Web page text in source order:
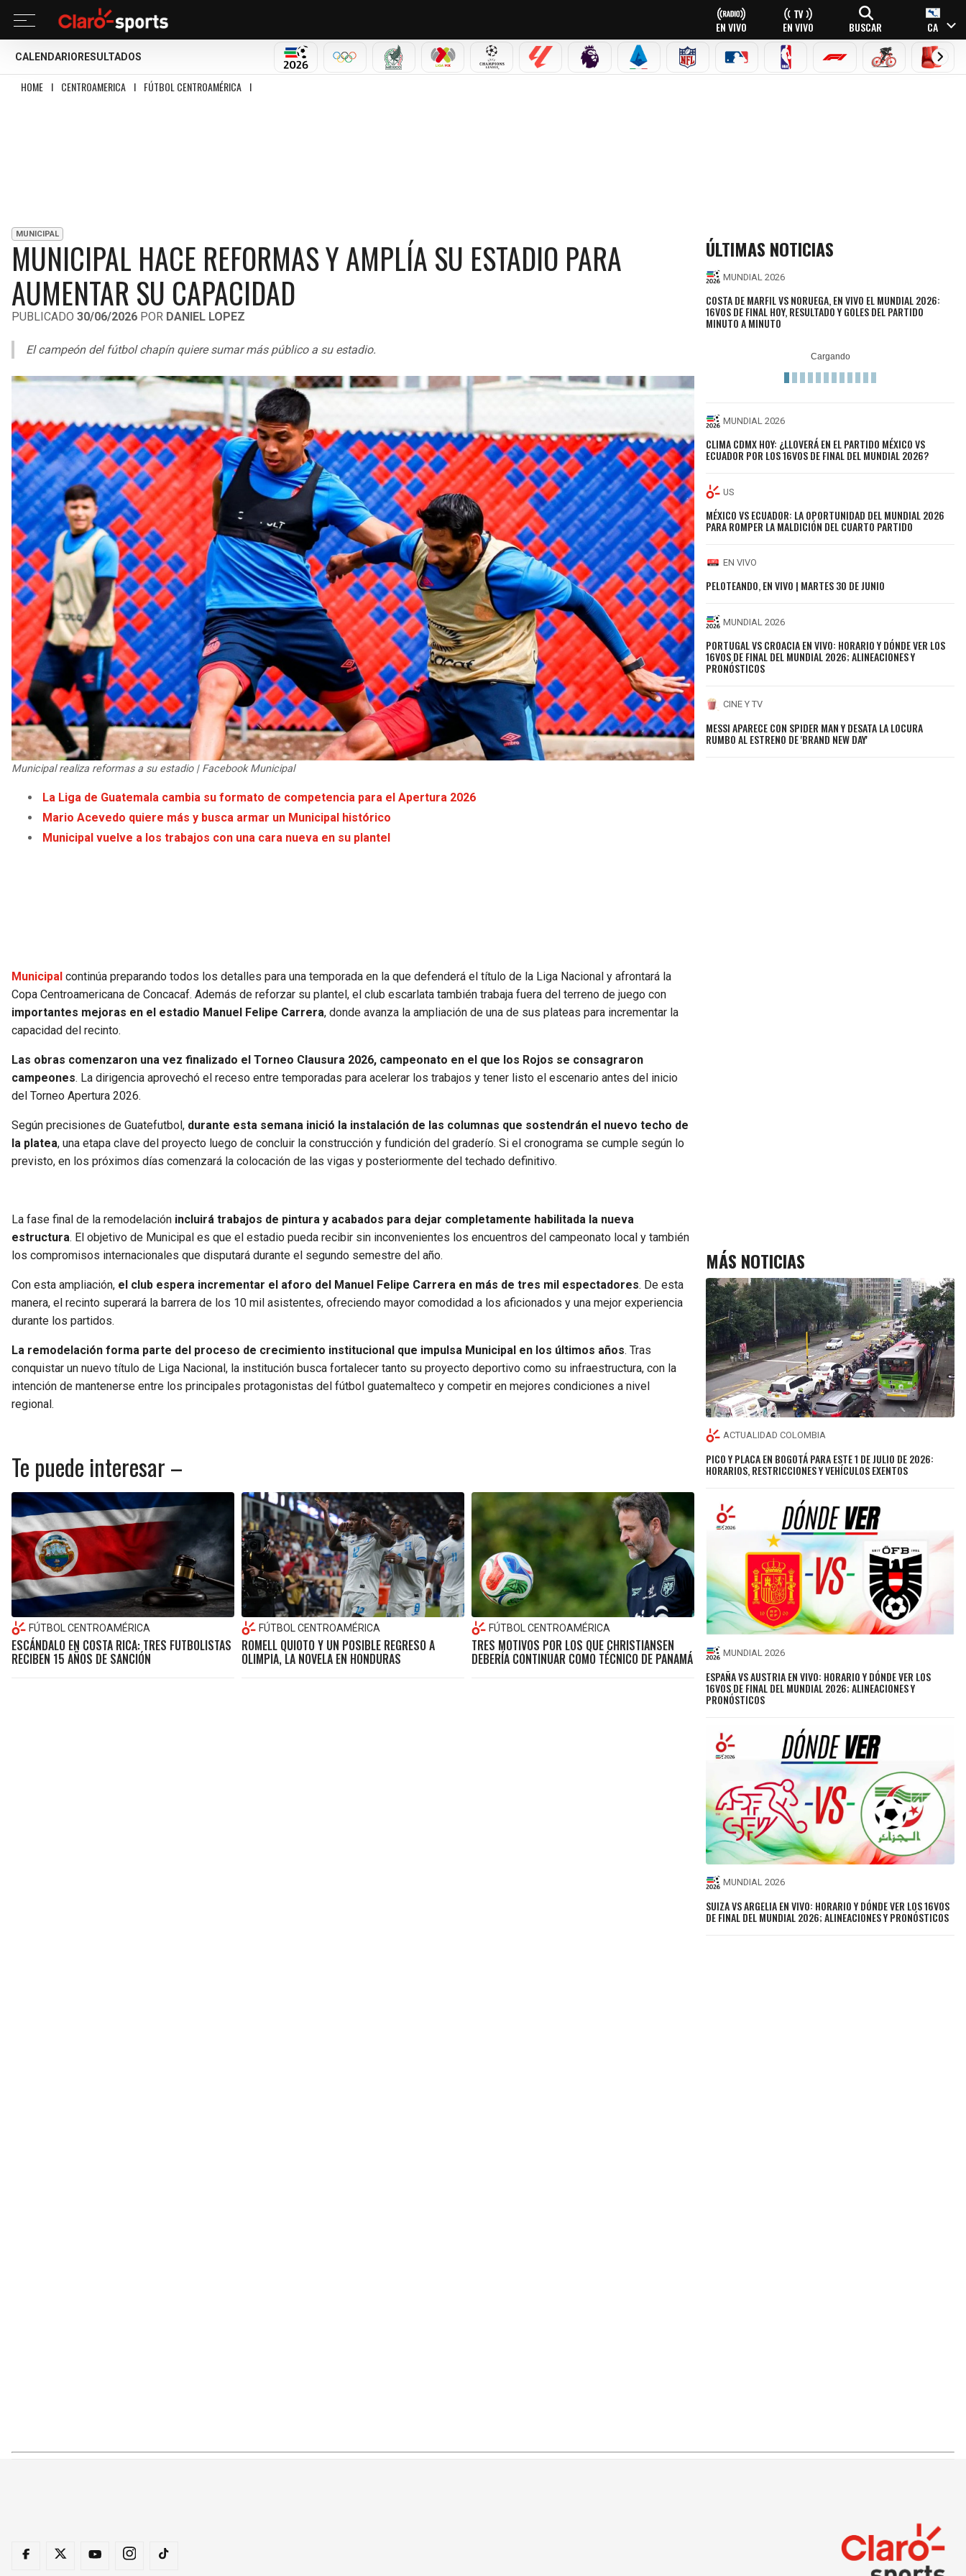
EN VIVO EN VIVO BUSCAR CA
CALENDARIO RESULTADOS
MUNDIAL 2026OLÍMPICOSSELECCIÓN MEXICANA
LIGA MX CHAMPIONS LEAGUE
LALIGA PREMIER LEAGUE
SERIE A NFL MLB NBA FÓRMULA 1CICLISMOBOXEO
HOME I CENTROAMERICA I FÚTBOL CENTROAMÉRICA I
MUNICIPAL
MUNICIPAL HACE REFORMAS Y AMPLÍA SU ESTADIO PARA
AUMENTAR SU CAPACIDAD
PUBLICADO 30/06/2026 POR DANIEL LOPEZ
El campeón del fútbol chapín quiere sumar más público a su estadio.
Municipal realiza reformas a su estadio | Facebook Municipal
La Liga de Guatemala cambia su formato de competencia para el Apertura 2026
Mario Acevedo quiere más y busca armar un Municipal histórico
Municipal vuelve a los trabajos con una cara nueva en su plantel
Municipal continúa preparando todos los detalles para una temporada en la que defenderá el título de la Liga Nacional y afrontará la
Copa Centroamericana de Concacaf. Además de reforzar su plantel, el club escarlata también trabaja fuera del terreno de juego con
importantes mejoras en el estadio Manuel Felipe Carrera, donde avanza la ampliación de una de sus plateas para incrementar la
capacidad del recinto.
Las obras comenzaron una vez finalizado el Torneo Clausura 2026, campeonato en el que los Rojos se consagraron
campeones. La dirigencia aprovechó el receso entre temporadas para acelerar los trabajos y tener listo el escenario antes del inicio
del Torneo Apertura 2026.
Según precisiones de Guatefutbol, durante esta semana inició la instalación de las columnas que sostendrán el nuevo techo de
la platea, una etapa clave del proyecto luego de concluir la construcción y fundición del graderío. Si el cronograma se cumple según lo
previsto, en los próximos días comenzará la colocación de las vigas y posteriormente del techado definitivo.
La fase final de la remodelación incluirá trabajos de pintura y acabados para dejar completamente habilitada la nueva
estructura. El objetivo de Municipal es que el estadio pueda recibir sin inconvenientes los encuentros del campeonato local y también
los compromisos internacionales que disputará durante el segundo semestre del año.
Con esta ampliación, el club espera incrementar el aforo del Manuel Felipe Carrera en más de tres mil espectadores. De esta
manera, el recinto superará la barrera de los 10 mil asistentes, ofreciendo mayor comodidad a los aficionados y una mejor experiencia
durante los partidos.
La remodelación forma parte del proceso de crecimiento institucional que impulsa Municipal en los últimos años. Tras
conquistar un nuevo título de Liga Nacional, la institución busca fortalecer tanto su proyecto deportivo como su infraestructura, con la
intención de mantenerse entre los principales protagonistas del fútbol guatemalteco y competir en mejores condiciones a nivel
regional.
Te puede interesar –
FÚTBOL CENTROAMÉRICA
ESCÁNDALO EN COSTA RICA: TRES FUTBOLISTAS
RECIBEN 15 AÑOS DE SANCIÓN
FÚTBOL CENTROAMÉRICA
ROMELL QUIOTO Y UN POSIBLE REGRESO A
OLIMPIA, LA NOVELA EN HONDURAS
FÚTBOL CENTROAMÉRICA
TRES MOTIVOS POR LOS QUE CHRISTIANSEN
DEBERÍA CONTINUAR COMO TÉCNICO DE PANAMÁ
ÚLTIMAS NOTICIAS
MUNDIAL 2026
COSTA DE MARFIL VS NORUEGA, EN VIVO EL MUNDIAL 2026:
16VOS DE FINAL HOY, RESULTADO Y GOLES DEL PARTIDO
MINUTO A MINUTO
MUNDIAL 2026
CLIMA CDMX HOY: ¿LLOVERÁ EN EL PARTIDO MÉXICO VS
ECUADOR POR LOS 16VOS DE FINAL DEL MUNDIAL 2026?
US
MÉXICO VS ECUADOR: LA OPORTUNIDAD DEL MUNDIAL 2026
PARA ROMPER LA MALDICIÓN DEL CUARTO PARTIDO
EN VIVO
PELOTEANDO, EN VIVO | MARTES 30 DE JUNIO
MUNDIAL 2026
PORTUGAL VS CROACIA EN VIVO: HORARIO Y DÓNDE VER LOS
16VOS DE FINAL DEL MUNDIAL 2026; ALINEACIONES Y
PRONÓSTICOS
CINE Y TV
MESSI APARECE CON SPIDER MAN Y DESATA LA LOCURA
RUMBO AL ESTRENO DE 'BRAND NEW DAY'
MÁS NOTICIAS
ACTUALIDAD COLOMBIA
PICO Y PLACA EN BOGOTÁ PARA ESTE 1 DE JULIO DE 2026:
HORARIOS, RESTRICCIONES Y VEHÍCULOS EXENTOS
MUNDIAL 2026
ESPAÑA VS AUSTRIA EN VIVO: HORARIO Y DÓNDE VER LOS
16VOS DE FINAL DEL MUNDIAL 2026; ALINEACIONES Y
PRONÓSTICOS
MUNDIAL 2026
SUIZA VS ARGELIA EN VIVO: HORARIO Y DÓNDE VER LOS 16VOS
DE FINAL DEL MUNDIAL 2026; ALINEACIONES Y PRONÓSTICOS